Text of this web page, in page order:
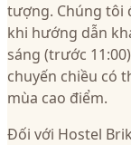
tượng. Chúng tôi
khi hướng dẫn
sáng (trước
chuyến chiều có
mùa cao điểm.
Đối với Hostel